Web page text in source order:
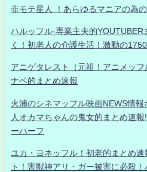
非モテ星人 ！あらゆるマニアの為
ハルッフル-専業主夫的YOUTUBER
く！初老人の介護生活！激動の1750
アニゲタレスト（元祖！アニメッ
ナベ的まとめ速報
火浦のシネマッフル映画NEWS情
人オカマちゃんの鬼女的まとめ速
ーハーフ
ユカ・ヨネッフル！初老的まとめ
ト！害獣神アリ・ガー被害に必殺